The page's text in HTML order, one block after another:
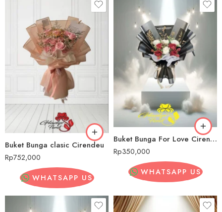
Buket Bunga clasic Cirendeu
Rp752,000
WHATSAPP US
Buket Bunga For Love Cirendeu
Rp350,000
WHATSAPP US